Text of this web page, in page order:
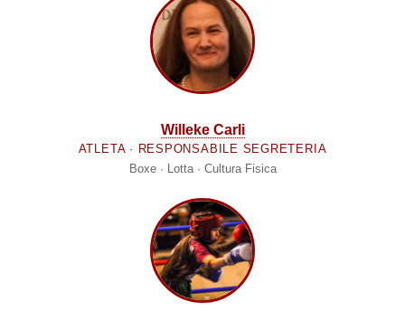
Willeke Carli
ATLETA · RESPONSABILE SEGRETERIA
Boxe · Lotta · Cultura Fisica